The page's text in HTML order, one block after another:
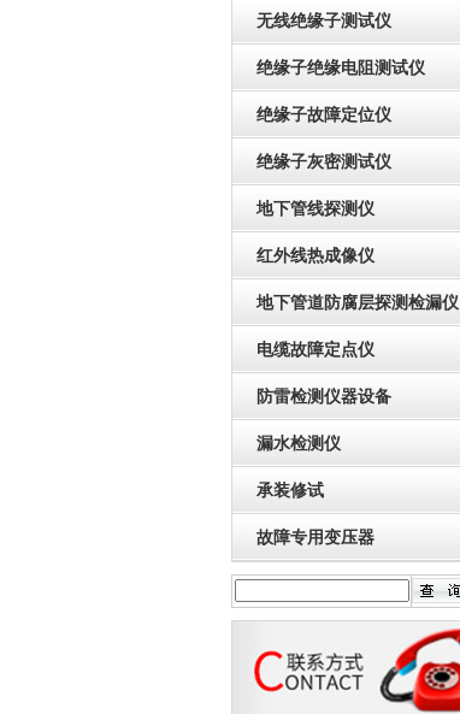
无线绝缘子测试仪
绝缘子绝缘电阻测试仪
绝缘子故障定位仪
绝缘子灰密测试仪
地下管线探测仪
红外线热成像仪
地下管道防腐层探测检漏仪
电缆故障定点仪
防雷检测仪器设备
漏水检测仪
承装修试
故障专用变压器